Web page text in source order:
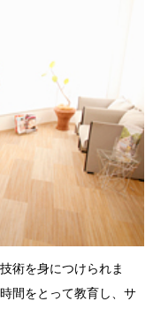
術を身につけられま
間をとって教育し、サ